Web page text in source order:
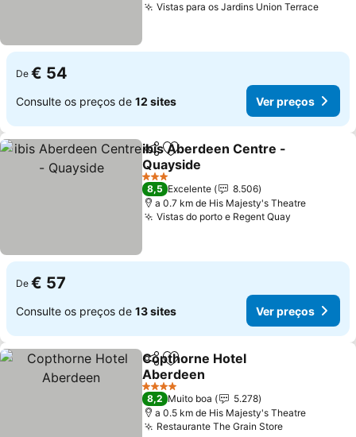
Vistas para os Jardins Union TerraceVer
De € 54
Consulte os preços de 12 sites Ver preços
PartilharAdicionar aos favoritos
ibis Aberdeen Centre -
Quayside
Ver preços
3 Estrelas
8,5 Excelente
8.506
a 0.7 km de His Majesty's Theatre
Vistas do porto e Regent Quay
De € 57
Consulte os preços de 13 sites Ver preços
PartilharAdicionar aos favoritos
Copthorne Hotel
Aberdeen
Ver preços
4 Estrelas
8,2 Muito boa
5.278
a 0.5 km de His Majesty's Theatre
Restaurante The Grain StoreVer preços